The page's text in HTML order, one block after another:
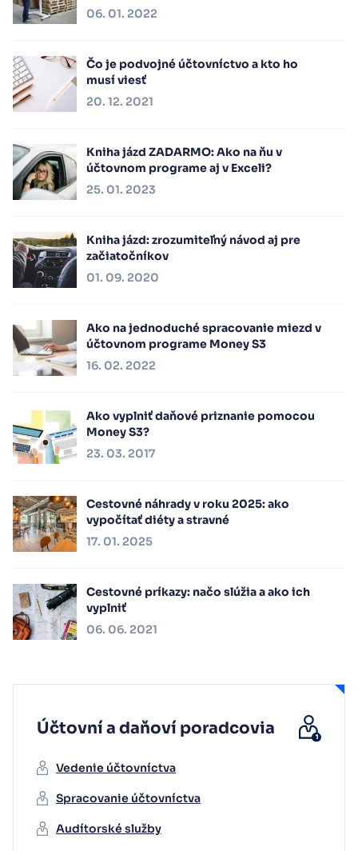
06. 01. 2022
Čo je podvojné účtovníctvo a kto ho
musí viesť
20. 12. 2021
Kniha jázd ZADARMO: Ako na ňu v
účtovnom programe aj v Exceli?
25. 01. 2023
Kniha jázd: zrozumiteľný návod aj pre
začiatočníkov
01. 09. 2020
Ako na jednoduché spracovanie miezd v
účtovnom programe Money S3
16. 02. 2022
Ako vyplniť daňové priznanie pomocou
Money S3?
23. 03. 2017
Cestovné náhrady v roku 2025: ako
vypočítať diéty a stravné
17. 01. 2025
Cestovné príkazy: načo slúžia a ako ich
vyplniť
06. 06. 2021
Účtovní a daňoví poradcovia
Vedenie účtovníctva
Spracovanie účtovníctva
Audítorské služby